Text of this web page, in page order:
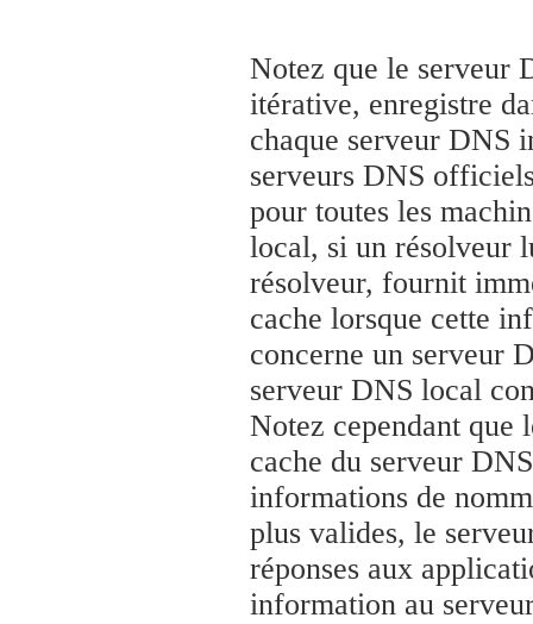
Notez que le serveur
itérative, enregistre
chaque serveur DNS
serveurs DNS
pour toutes les
local, si un résolveur
résolveur, fournit
cache lorsque cette
concerne un serveur
serveur DNS local
Notez cependant que
cache du serveur
informations de
plus valides, le
réponses aux
information au